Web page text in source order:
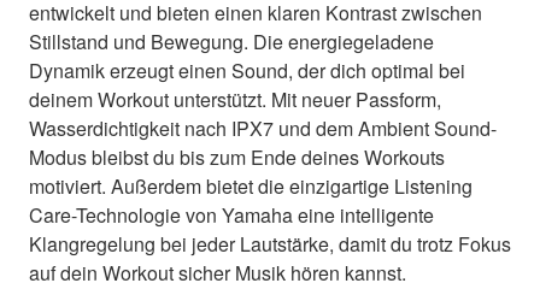
entwickelt und bieten einen klaren Kontrast zwischen
Stillstand und Bewegung. Die energiegeladene
Dynamik erzeugt einen Sound, der dich optimal bei
deinem Workout unterstützt. Mit neuer Passform,
Wasserdichtigkeit nach IPX7 und dem Ambient Sound-
Modus bleibst du bis zum Ende deines Workouts
motiviert. Außerdem bietet die einzigartige Listening
Care-Technologie von Yamaha eine intelligente
Klangregelung bei jeder Lautstärke, damit du trotz Fokus
auf dein Workout sicher Musik hören kannst.